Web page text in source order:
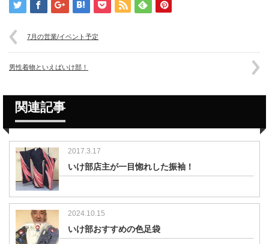
7月の営業/イベント予定
男性着物といえばいけ部！
関連記事
2017.3.17
いけ部店主が一目惚れした振袖！
2024.10.15
いけ部おすすめの色足袋